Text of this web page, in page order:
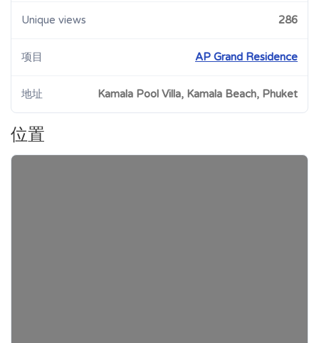
Unique views 286
项目 AP Grand Residence
地址 Kamala Pool Villa, Kamala Beach, Phuket
位置